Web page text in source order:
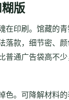
版
在印刷。馆藏的
落款，细节密、
普通广告袋高不
色。可降解材料